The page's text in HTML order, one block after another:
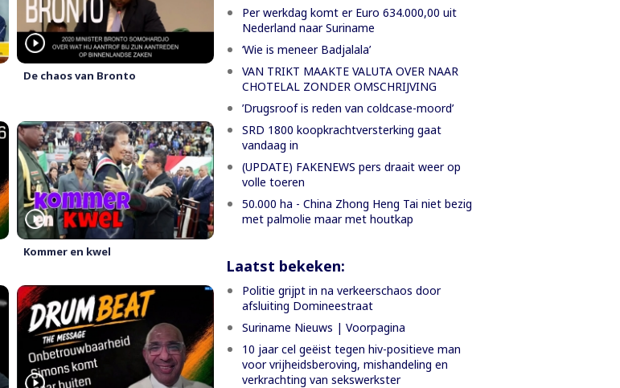
De chaos van Bronto
Kommer en kwel
Per werkdag komt er Euro 634.000,00 uit
Nederland naar Suriname
‘Wie is meneer Badjalala’
VAN TRIKT MAAKTE VALUTA OVER NAAR
CHOTELAL ZONDER OMSCHRIJVING
’Drugsroof is reden van coldcase-moord’
SRD 1800 koopkrachtversterking gaat
vandaag in
(UPDATE) FAKENEWS pers draait weer op
volle toeren
50.000 ha - China Zhong Heng Tai niet bezig
met palmolie maar met houtkap
Laatst bekeken:
Politie grijpt in na verkeerschaos door
afsluiting Domineestraat
Suriname Nieuws | Voorpagina
10 jaar cel geëist tegen hiv-positieve man
voor vrijheidsberoving, mishandeling en
verkrachting van sekswerkster